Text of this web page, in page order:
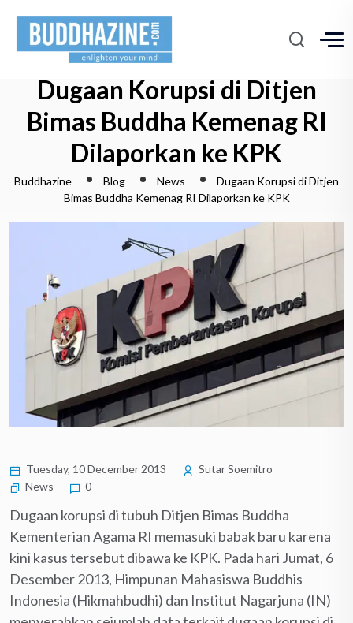
Dugaan Korupsi di Ditjen
Bimas Buddha Kemenag RI
Dilaporkan ke KPK
Buddhazine Blog News
Dugaan Korupsi di Ditjen
Bimas Buddha Kemenag RI Dilaporkan ke KPK
Tuesday, 10 December 2013
Sutar Soemitro
News
0
Dugaan korupsi di tubuh Ditjen Bimas Buddha
Kementerian Agama RI memasuki babak baru karena
kini kasus tersebut dibawa ke KPK. Pada hari Jumat, 6
Desember 2013, Himpunan Mahasiswa Buddhis
Indonesia (Hikmahbudhi) dan Institut Nagarjuna (IN)